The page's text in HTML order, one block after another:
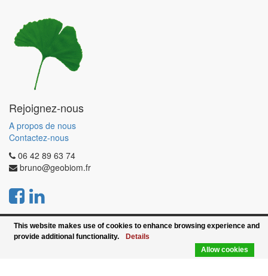
Rejoignez-nous
A propos de nous
Contactez-nous
06 42 89 63 74
bruno@geobiom.fr
GéoBiom' -Mentions légales
This website makes use of cookies to enhance browsing experience and
provide additional functionality.
Details
Allow cookies